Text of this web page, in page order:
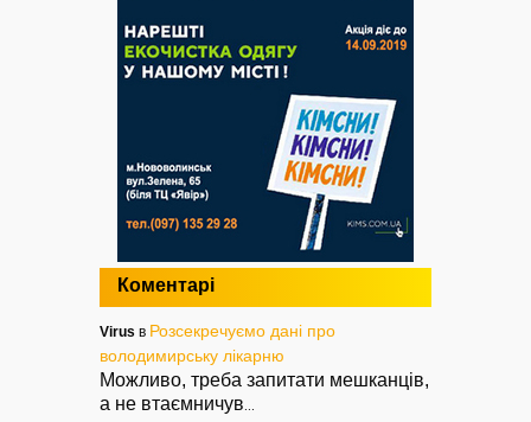
Коментарі
Virus в Розсекречуємо дані про
володимирську лікарню
Можливо, треба запитати мешканців,
а не втаємничув